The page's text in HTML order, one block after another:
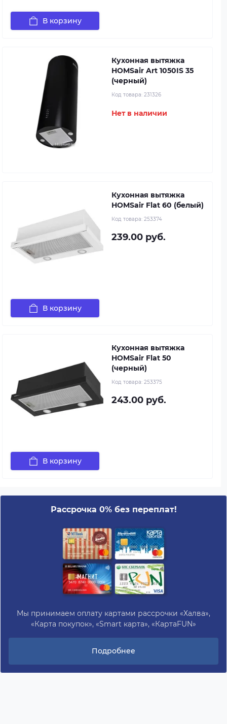
В корзину
Кухонная вытяжка
HOMSair Art 1050IS 35
(черный)
Код товара: 231326
Нет в наличии
Кухонная вытяжка
HOMSair Flat 60 (белый)
Код товара: 253374
239.00 руб.
В корзину
Кухонная вытяжка
HOMSair Flat 50
(черный)
Код товара: 253375
243.00 руб.
В корзину
Рассрочка 0% без переплат!
Мы принимаем оплату картами рассрочки «Халва»,
«Карта покупок», «Smart карта», «КартаFUN»
Подробнее